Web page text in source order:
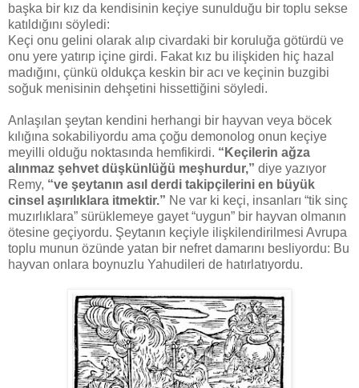
başka bir kız da kendisinin keçiye sunulduğu bir toplu sekse
katıldığını söyledi:
Keçi onu gelini olarak alıp civardaki bir koruluğa götürdü ve
onu yere yatırıp içine girdi. Fakat kız bu ilişkiden hiç hazal
madığını, çünkü oldukça keskin bir acı ve keçinin buzgibi
soğuk menisinin dehşetini hissettiğini söyledi.
Anlaşılan şeytan kendini herhangi bir hayvan veya böcek
kılığına sokabiliyordu ama çoğu demonolog onun keçiye
meyilli olduğu noktasında hemfikirdi. “Keçilerin ağza
alınmaz şehvet düşkünlüğü meşhurdur,” diye yazıyor
Remy, “ve şeytanın asıl derdi takipçilerini en büyük
cinsel aşırılıklara itmektir.” Ne var ki keçi, insanları “tik sinç
muzırlıklara” sürüklemeye gayet “uygun” bir hayvan olmanın
ötesine geçiyordu. Şeytanın keçiyle ilişkilendirilmesi Avrupa
toplu munun özünde yatan bir nefret damarını besliyordu: Bu
hayvan onlara boynuzlu Yahudileri de hatırlatıyordu.